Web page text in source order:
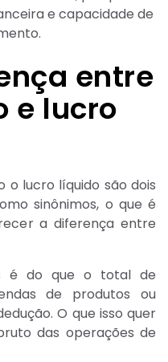
e capacidade de
entre
e lucro
lucro líquido são dois
sinônimos, o que é
a diferença entre
é do que o total de
de produtos ou
O que isso quer
das operações de